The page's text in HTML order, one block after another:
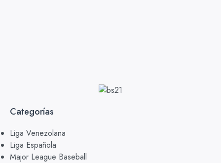
Categorías
Liga Venezolana
Liga Española
Major League Baseball